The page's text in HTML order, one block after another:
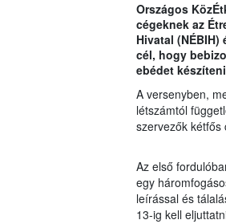
Országos
cégeknek az
Hivatal
cél, hogy
ebédet
A versenyben,
létszámtól
szervezők kétfős
Az első
egy
leírással és
13-ig kell